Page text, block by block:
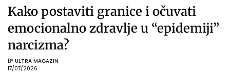
Kako postaviti granice i očuvati
emocionalno zdravlje u “epidemiji”
narcizma?
BY ULTRA MAGAZIN
17/07/2026